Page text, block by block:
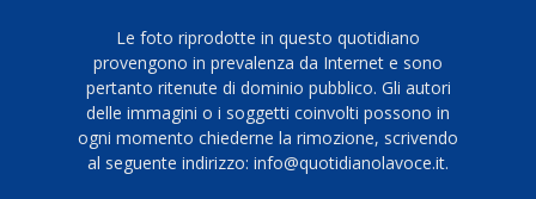
Le foto riprodotte in questo quotidiano
provengono in prevalenza da Internet e sono
pertanto ritenute di dominio pubblico. Gli autori
delle immagini o i soggetti coinvolti possono in
ogni momento chiederne la rimozione, scrivendo
al seguente indirizzo: info@quotidianolavoce.it.